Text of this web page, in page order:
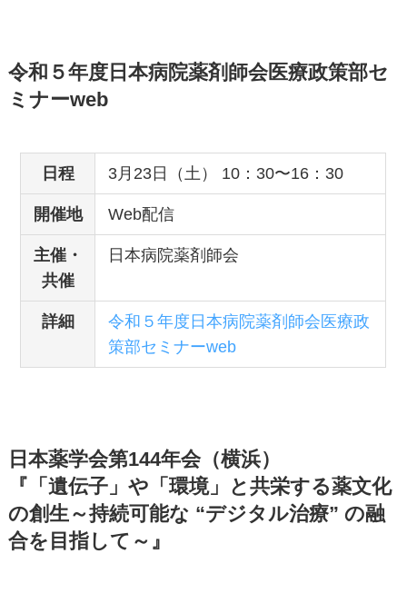
令和５年度日本病院薬剤師会医療政策部セ
ミナーweb
日程 3月23日（土） 10：30〜16：30
開催地 Web配信
主催・
共催
日本病院薬剤師会
詳細
令和５年度日本病院薬剤師会医療政
策部セミナーweb
日本薬学会第144年会（横浜）
『「遺伝子」や「環境」と共栄する薬文化
の創生～持続可能な “デジタル治療” の融
合を目指して～』